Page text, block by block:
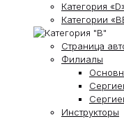
Категория
Категории
Страница
Филиалы
Инструкторы